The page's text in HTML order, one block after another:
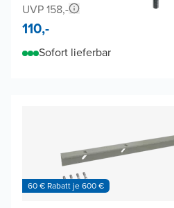
UVP 158,-
110,-
Sofort lieferbar
60 € Rabatt je 600 €